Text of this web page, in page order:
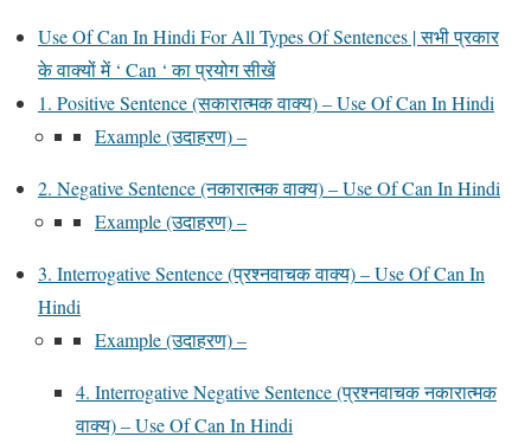
Use Of Can In Hindi For All Types Of Sentences | सभी प्रकार
के वाक्यों में ‘ Can ‘ का प्रयोग सीखें
1. Positive Sentence (सकारात्मक वाक्य) – Use Of Can In Hindi
Example (उदाहरण) –
2. Negative Sentence (नकारात्मक वाक्य) – Use Of Can In Hindi
Example (उदाहरण) –
3. Interrogative Sentence (प्रश्नवाचक वाक्य) – Use Of Can In
Hindi
Example (उदाहरण) –
4. Interrogative Negative Sentence (प्रश्नवाचक नकारात्मक
वाक्य) – Use Of Can In Hindi